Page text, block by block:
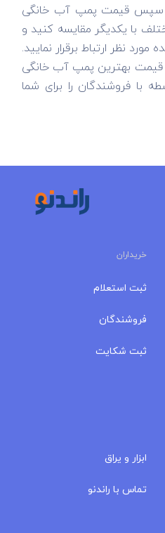
سپس قیمت پمپ آب خانگی
با یکدیگر مقایسه کنید و
نظر ارتباط برقرار نمایید.
قیمت بهترین پمپ آب خانگی
با فروشندگان را برای شما
خریداران
ثبت استعلام
فروشندگان
ثبت شکایت
ابزار و یراق
تماس با راندنو